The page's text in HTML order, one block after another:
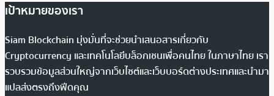
เป้าหมายของเรา
Siam Blockchain มุ่งมั่นที่จะช่วยนำเสนอสารเกี่ยวกับ
Cryptocurrency และเทคโนโลยีบล็อกเชนเพื่อคนไทย ในภาษาไทย เรา
รวบรวมข้อมูลส่วนใหญ่จากเว็บไซต์และเว็บบอร์ดต่างประเทศและนำมา
แปลส่งตรงถึงฟีดคุณ